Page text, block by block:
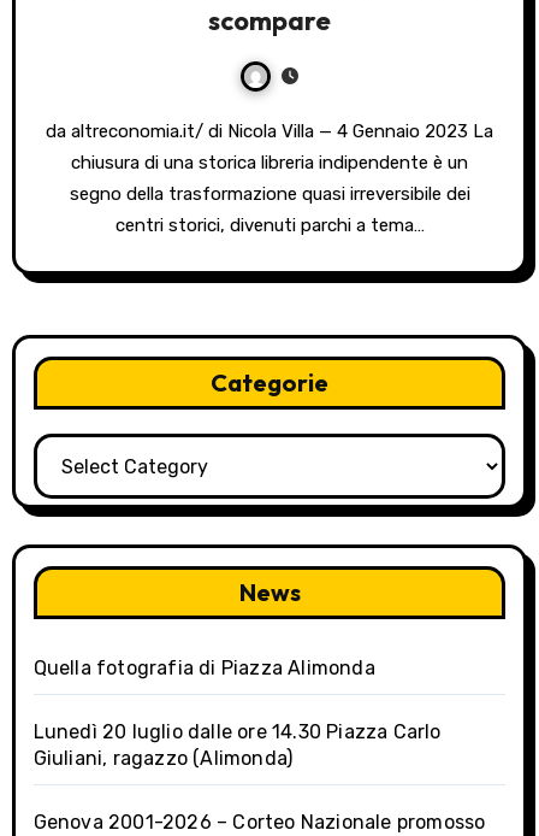
scompare
da altreconomia.it/ di Nicola Villa — 4 Gennaio 2023 La
chiusura di una storica libreria indipendente è un
segno della trasformazione quasi irreversibile dei
centri storici, divenuti parchi a tema…
Categorie
Categorie
News
Quella fotografia di Piazza Alimonda
Lunedì 20 luglio dalle ore 14.30 Piazza Carlo
Giuliani, ragazzo (Alimonda)
Genova 2001-2026 – Corteo Nazionale promosso